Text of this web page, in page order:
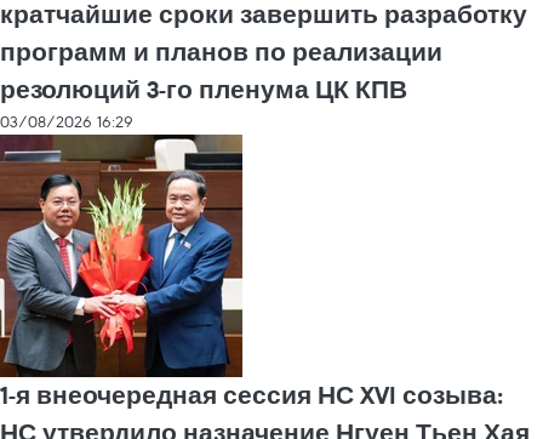
кратчайшие сроки завершить разработку
программ и планов по реализации
резолюций 3-го пленума ЦК КПВ
03/08/2026 16:29
1-я внеочередная сессия НС XVI созыва: